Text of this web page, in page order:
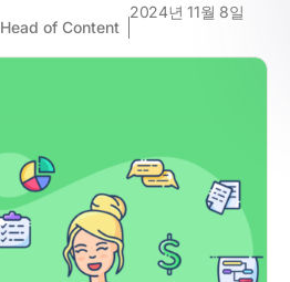
Head of Content
2024년 11월 8일